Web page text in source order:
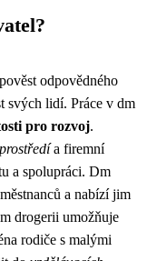
odpovědného
svých lidí. Práce v dm
pro rozvoj.
a firemní
a spolupráci. Dm
a nabízí jim
drogerii umožňuje
rodiče s malými